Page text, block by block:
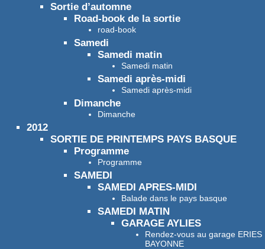
Sortie d’automne
Road-book de la sortie
road-book
Samedi
Samedi matin
Samedi matin
Samedi après-midi
Samedi après-midi
Dimanche
Dimanche
2012
SORTIE DE PRINTEMPS PAYS BASQUE
Programme
Programme
SAMEDI
SAMEDI APRES-MIDI
Balade dans le pays basque
SAMEDI MATIN
GARAGE AYLIES
Rendez-vous au garage ERIES
BAYONNE